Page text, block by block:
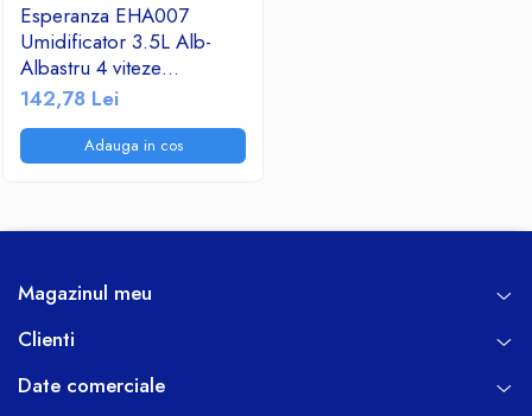
Esperanza EHA007
Umidificator 3.5L Alb-
Albastru 4 viteze
Capacitate de umidificare
142,78 Lei
Adauga in cos
Magazinul meu
Clienti
Date comerciale